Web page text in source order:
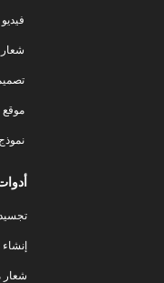
فيديو
شعار
موقع
نموذج